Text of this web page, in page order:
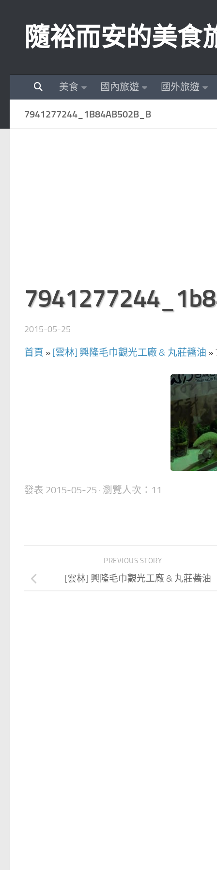
隨裕而安的美食
美食 國內旅遊 國外旅遊
7941277244_1B84AB502B_B
2015-05-25
首頁 » [雲林] 興隆毛巾觀光工廠 & 丸莊醬油 »
發表 2015-05-25 · 瀏覽人次：11
PREVIOUS STORY
[雲林] 興隆毛巾觀光工廠 & 丸莊醬油